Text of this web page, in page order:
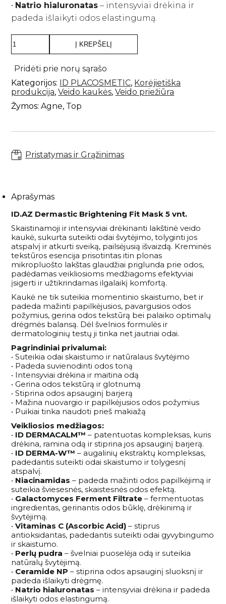
• Natrio hialuronatas – intensyviai drėkina ir
padeda išlaikyti odos elastingumą.
produkto
kiekis:
ID.AZ
Dermastic
Brightening
Fit
Mask
skaistinančios
kaukės
Į KREPŠELĮ
Pridėti prie norų sąrašo
Kategorijos: ID PLACOSMETIC, Korėjietiška
produkcija,Veido kaukės,Veido priežiūra
Žymos:Agne, Top
Pristatymas ir Grąžinimas
Aprašymas
ID.AZ Dermastic Brightening Fit Mask 5 vnt.
Skaistinamoji ir intensyviai drėkinanti lakštinė veido
kaukė, sukurta suteikti odai švytėjimo, tolyginti jos
atspalvį ir atkurti sveiką, pailsėjusią išvaizdą. Kreminės
tekstūros esencija prisotintas itin plonas
mikropluošto lakštas glaudžiai priglunda prie odos,
padėdamas veikliosioms medžiagoms efektyviai
įsigerti ir užtikrindamas ilgalaikį komfortą.
Kaukė ne tik suteikia momentinio skaistumo, bet ir
padeda mažinti papilkėjusios, pavargusios odos
požymius, gerina odos tekstūrą bei palaiko optimalų
drėgmės balansą. Dėl švelnios formulės ir
dermatologinių testų ji tinka net jautriai odai.
Pagrindiniai privalumai:
• Suteikia odai skaistumo ir natūralaus švytėjimo
• Padeda suvienodinti odos toną
• Intensyviai drėkina ir maitina odą
• Gerina odos tekstūrą ir glotnumą
• Stiprina odos apsauginį barjerą
• Mažina nuovargio ir papilkėjusios odos požymius
• Puikiai tinka naudoti prieš makiažą
Veikliosios medžiagos:
• ID DERMACALM™ – patentuotas kompleksas, kuris
drėkina, ramina odą ir stiprina jos apsauginį barjerą.
• ID DERMA-W™ – augalinių ekstraktų kompleksas,
padedantis suteikti odai skaistumo ir tolygesnį
atspalvį.
• Niacinamidas – padeda mažinti odos papilkėjimą ir
suteikia šviesesnės, skaistesnės odos efektą.
• Galactomyces Ferment Filtrate – fermentuotas
ingredientas, gerinantis odos būklę, drėkinimą ir
švytėjimą.
•Vitaminas C (Ascorbic Acid) – stiprus
antioksidantas, padedantis suteikti odai gyvybingumo
ir skaistumo.
• Perlų pudra – švelniai puoselėja odą ir suteikia
natūralų švytėjimą.
• Ceramide NP – stiprina odos apsauginį sluoksnį ir
padeda išlaikyti drėgmę.
• Natrio hialuronatas – intensyviai drėkina ir padeda
išlaikyti odos elastingumą.